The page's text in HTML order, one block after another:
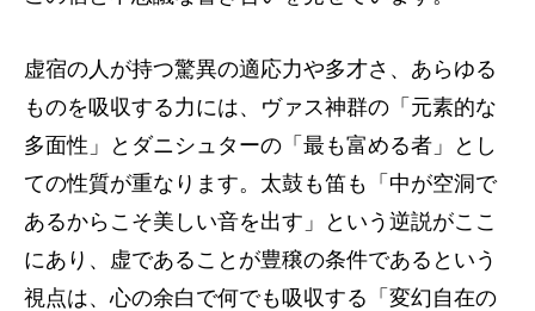
虚宿の人が持つ驚異の適応力や多才さ、あらゆる
ものを吸収する力には、ヴァス神群の「元素的な
多面性」とダニシュターの「最も富める者」とし
ての性質が重なります。太鼓も笛も「中が空洞で
あるからこそ美しい音を出す」という逆説がここ
にあり、虚であることが豊穣の条件であるという
視点は、心の余白で何でも吸収する「変幻自在の